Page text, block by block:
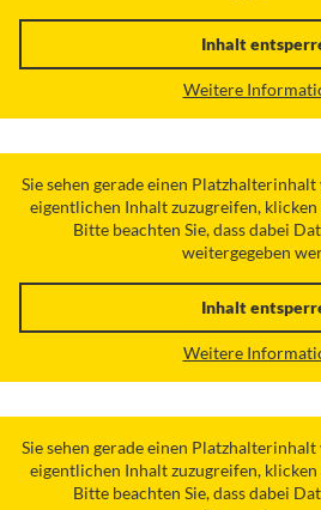
Inhalt
Weitere
Sie sehen gerade einen Platzhalterinhalt
eigentlichen Inhalt zuzugreifen,
Bitte beachten Sie, dass dabei
weitergegeben
Inhalt
Weitere
Sie sehen gerade einen Platzhalterinhalt
eigentlichen Inhalt zuzugreifen,
Bitte beachten Sie, dass dabei